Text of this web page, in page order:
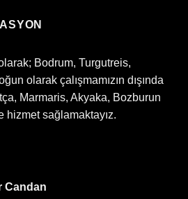
Bodrum, Turgutreis,
olarak çalışmamızın dışında
Marmaris, Akyaka, Bozburun
hizmet sağlamaktayız.
Candan